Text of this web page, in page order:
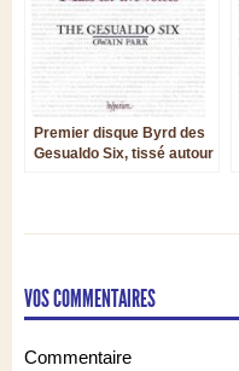
Premier disque Byrd des
Gesualdo Six, tissé autour
VOS COMMENTAIRES
Commentaire